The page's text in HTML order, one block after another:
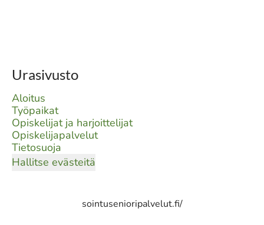
Urasivusto
Aloitus
Työpaikat
Opiskelijat ja harjoittelijat
Opiskelijapalvelut
Tietosuoja
Hallitse evästeitä
sointusenioripalvelut.fi/